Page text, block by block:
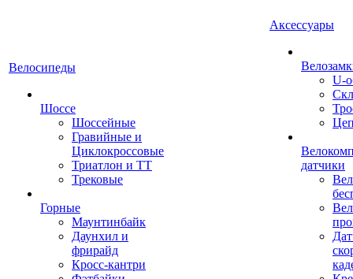
Велосипеды
Шоссе
Шоссейные
Гравийные и
Циклокроссовые
Триатлон и ТТ
Трековые
Горные
Маунтинбайк
Даунхил и
фрирайд
Кросс-кантри
Аксессуары
U-
датчики